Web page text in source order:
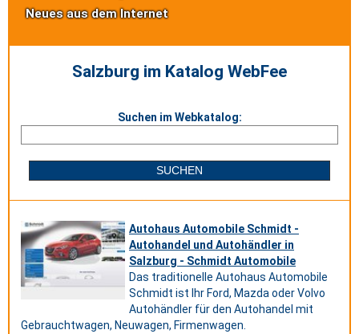
Neues aus dem Internet
Salzburg im Katalog WebFee
Suchen im Webkatalog:
Autohaus Automobile Schmidt -
Autohandel und Autohändler in
Salzburg - Schmidt Automobile
Das traditionelle Autohaus Automobile
Schmidt ist Ihr Ford, Mazda oder Volvo
Autohändler für den Autohandel mit
Gebrauchtwagen, Neuwagen, Firmenwagen.